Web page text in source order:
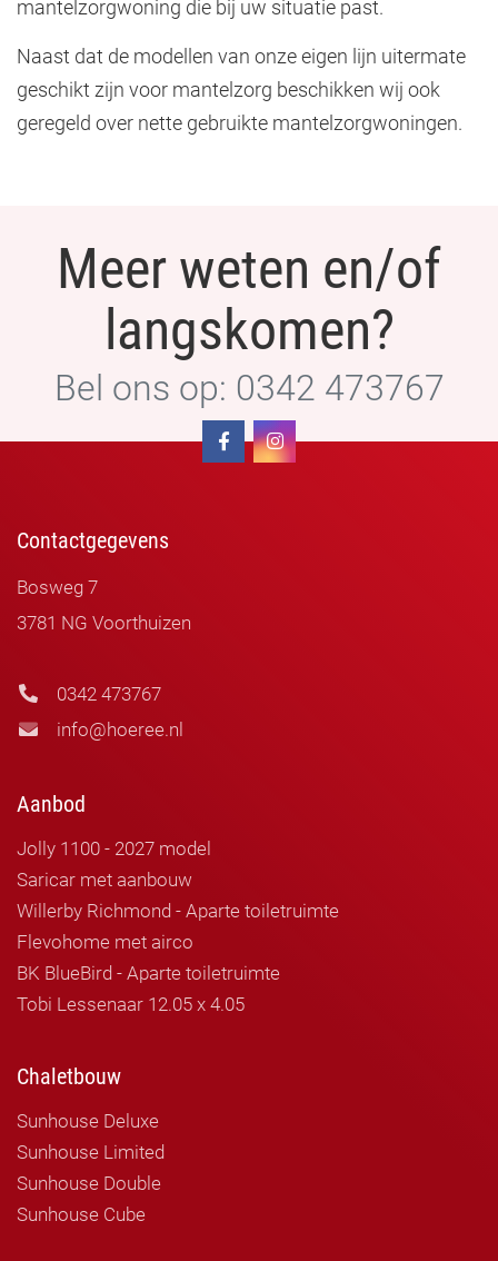
mantelzorgwoning die bij uw situatie past.
Naast dat de modellen van onze eigen lijn uitermate
geschikt zijn voor mantelzorg beschikken wij ook
geregeld over nette gebruikte mantelzorgwoningen.
Meer weten en/of
langskomen?
Bel ons op: 0342 473767
Contactgegevens
Bosweg 7
3781 NG Voorthuizen
0342 473767
info@hoeree.nl
Aanbod
Jolly 1100 - 2027 model
Saricar met aanbouw
Willerby Richmond - Aparte toiletruimte
Flevohome met airco
BK BlueBird - Aparte toiletruimte
Tobi Lessenaar 12.05 x 4.05
Chaletbouw
Sunhouse Deluxe
Sunhouse Limited
Sunhouse Double
Sunhouse Cube